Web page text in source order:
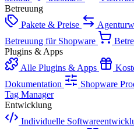
Betreuung
Pakete & Preise
Betreuung für Shopware
Plugins & Apps
Alle Plugins & Apps
Dokumentation
Shopware
Tag Manager
Entwicklung
Individuelle